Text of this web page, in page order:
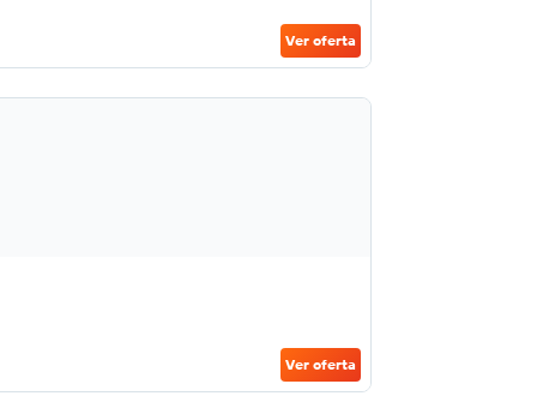
Ver oferta
Ver oferta